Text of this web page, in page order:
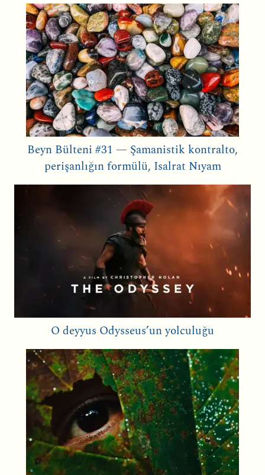
Beyn Bülteni #31 — Şamanistik kontralto,
perişanlığın formülü, Isalrat Nıyam
O deyyus Odysseus’un yolculuğu